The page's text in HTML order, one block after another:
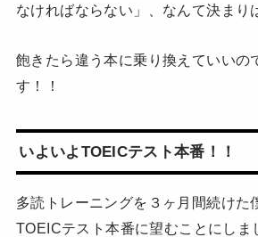
なければならない」、なんて決まり
飽きたら違う本に乗り換えていいの
す！！
いよいよTOEICテスト本番！！
多読トレーニングを３ヶ月間続けた
TOEICテスト本番に望むことにしま